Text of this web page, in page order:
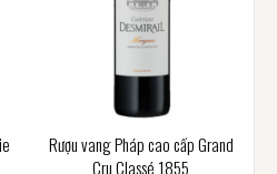
Rượu vang Pháp cao cấp Grand
Cru Classé 1855